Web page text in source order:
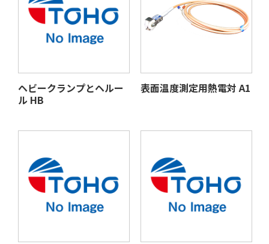
ヘビークランプとヘルー
ル HB
表面温度測定用熱電対 A1